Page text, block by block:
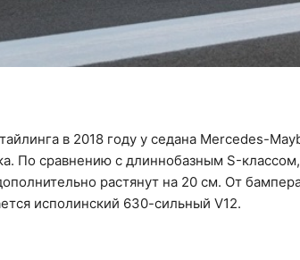
в 2018 году у седана Mercedes-
По сравнению с длиннобазным S-
растянут на 20 см. От
исполинский 630-сильный V12.